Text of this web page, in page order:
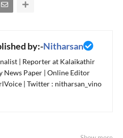
by:-Nitharsan
| Reporter at Kalaikathir
News Paper | Online Editor
| Twitter : nitharsan_vino